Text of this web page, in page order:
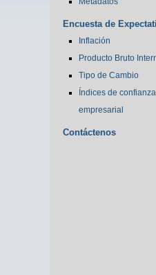
Encuesta de
Inflación
Producto Bruto
Tipo de Cambio
Índices de confianza
empresarial
Contáctenos